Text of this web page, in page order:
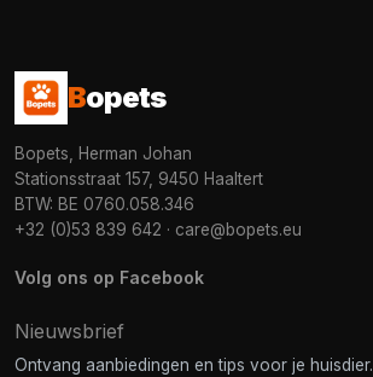
Bopets
Bopets, Herman Johan
Stationsstraat 157, 9450 Haaltert
BTW: BE 0760.058.346
+32 (0)53 839 642 · care@bopets.eu
Volg ons op Facebook
Nieuwsbrief
Ontvang aanbiedingen en tips voor je huisdier.